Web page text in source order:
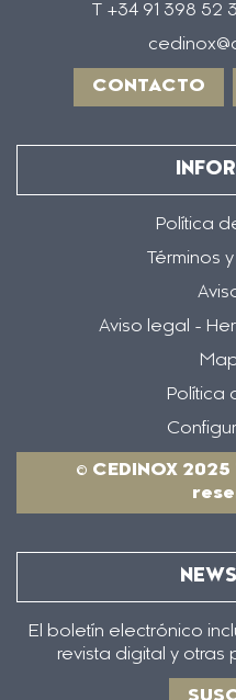
T +34 91 398 52
CONTACTO
Política
Términos
Aviso legal -
Política
© CEDINOX
El boletín electrónico
revista digital y otras